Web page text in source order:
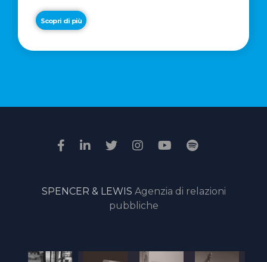
Scopri di più
“Passione
il
della
giuria
online
SPENCER & LEWIS Agenzia di relazioni
pubbliche